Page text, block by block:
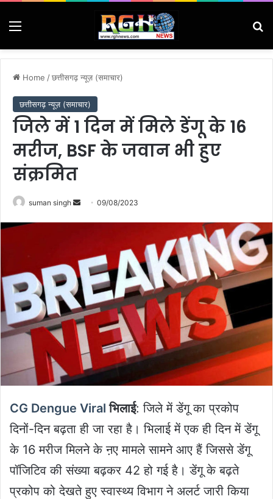
Menu
Home /छत्तीसगढ़ न्यूज़ (समाचार)
छत्तीसगढ़ न्यूज़ (समाचार)
जिले में 1 दिन में मिले डेंगू के 16
मरीज, BSF के जवान भी हुए
संक्रमित
suman singh
Send09/08/2023
CG Dengue Viral भिलाई: जिले में डेंगू का प्रकोप
दिनों-दिन बढ़ता ही जा रहा है। भिलाई में एक ही दिन में डेंगू
के 16 मरीज मिलने के ऩए मामले सामने आए हैं जिससे डेंगू
पॉजिटिव की संख्या बढ़कर 42 हो गई है। डेंगू के बढ़ते
प्रकोप को देखते हुए स्वास्थ्य विभाग ने अलर्ट जारी किया